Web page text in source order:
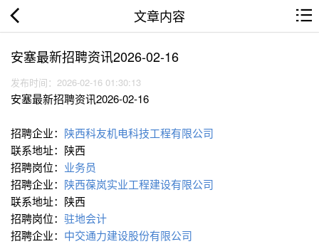
文章内容
安塞最新招聘资讯2026-02-16
发布时间：2026-02-16 01:30:13
安塞最新招聘资讯2026-02-16
招聘企业： 陕西科友机电科技工程有限公司
联系地址：陕西
招聘岗位： 业务员
招聘企业： 陕西葆岚实业工程建设有限公司
联系地址：陕西
招聘岗位： 驻地会计
招聘企业： 中交通力建设股份有限公司